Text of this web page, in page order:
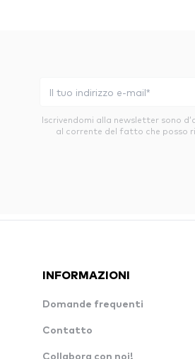
Iscrivendomi alla newsletter sono
al corrente del fatto che posso
INFORMAZIONI
Domande frequenti
Contatto
Collabora con noi!